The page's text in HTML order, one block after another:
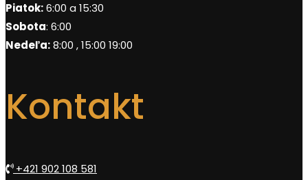
Piatok:6:00 a 15:30
Sobota: 6:00
Nedeľa:8:00 , 15:00 19:00
Kontakt
+421 902 108 581